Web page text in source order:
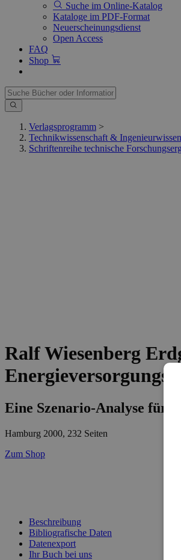
Suche im Online-Katalog
Kataloge im PDF-Format
Neuerscheinungsdienst
Open Access
FAQ
Shop
Verlagsprogramm >
Technikwissenschaft &
Schriftenreihe technische
Ralf Wiesenberg
Eine Szenario-Analyse für
Hamburg 2000, 232 Seiten
Zum Shop
Beschreibung
Bibliografische Daten
Datenexport
Ihr Buch bei uns